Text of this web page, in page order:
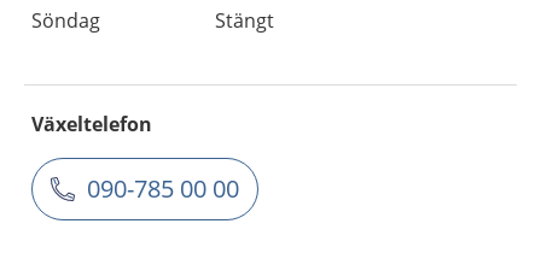
Söndag
Stängt
Växeltelefon
090-785 00 00